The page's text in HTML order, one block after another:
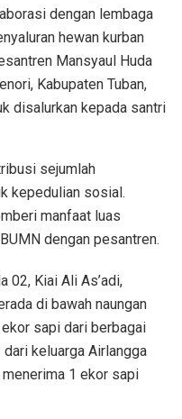
dengan lembaga
hewan kurban
Mansyaul Huda
Kabupaten Tuban,
disalurkan kepada santri
sejumlah
kepedulian sosial.
manfaat luas
dengan pesantren.
02, Kiai Ali As’adi,
di bawah naungan
sapi dari berbagai
dari keluarga Airlangga
1 ekor sapi